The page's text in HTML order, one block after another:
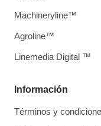
Información
Términos y
Machineryline™
Agroline™
Linemedia Digital ™